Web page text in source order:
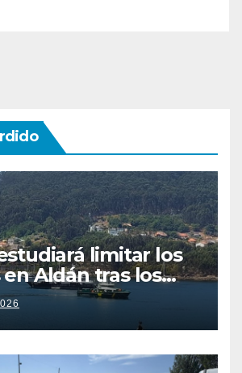
limitar los
Aldán tras los
de
en Arneles